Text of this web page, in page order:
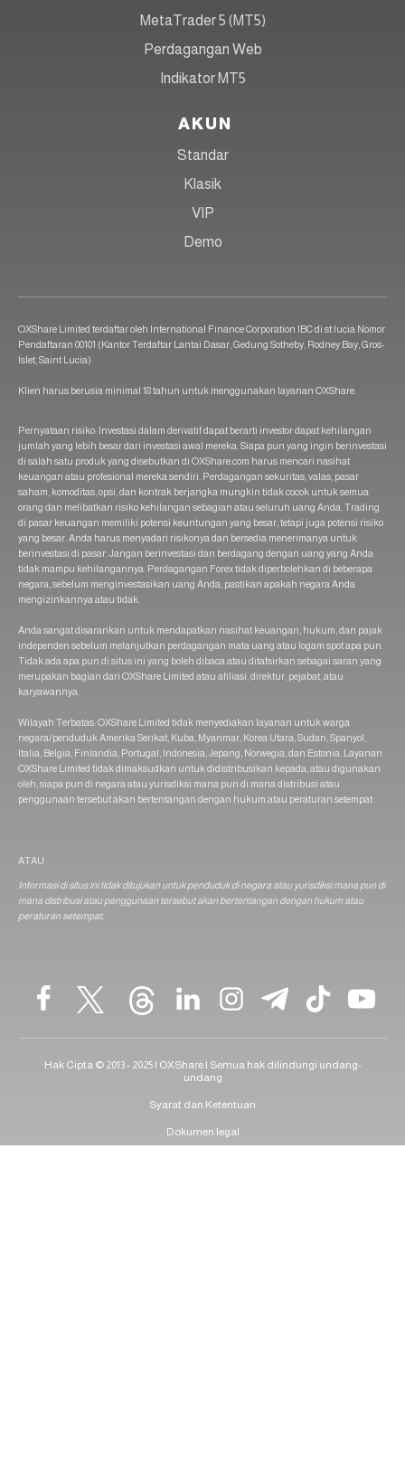
MetaTrader 5 (MT5)
Perdagangan Web
Indikator MT5
AKUN
Standar
Klasik
VIP
Demo
OXShare Limited terdaftar oleh International Finance Corporation IBC di st lucia Nomor
Pendaftaran 00101 (Kantor Terdaftar Lantai Dasar, Gedung Sotheby, Rodney Bay, Gros-
Islet, Saint Lucia)
Klien harus berusia minimal 18 tahun untuk menggunakan layanan OXShare.
Pernyataan risiko: Investasi dalam derivatif dapat berarti investor dapat kehilangan
jumlah yang lebih besar dari investasi awal mereka. Siapa pun yang ingin berinvestasi
di salah satu produk yang disebutkan di OXShare.com harus mencari nasihat
keuangan atau profesional mereka sendiri. Perdagangan sekuritas, valas, pasar
saham, komoditas, opsi, dan kontrak berjangka mungkin tidak cocok untuk semua
orang dan melibatkan risiko kehilangan sebagian atau seluruh uang Anda. Trading
di pasar keuangan memiliki potensi keuntungan yang besar, tetapi juga potensi risiko
yang besar. Anda harus menyadari risikonya dan bersedia menerimanya untuk
berinvestasi di pasar. Jangan berinvestasi dan berdagang dengan uang yang Anda
tidak mampu kehilangannya. Perdagangan Forex tidak diperbolehkan di beberapa
negara, sebelum menginvestasikan uang Anda, pastikan apakah negara Anda
mengizinkannya atau tidak.
Anda sangat disarankan untuk mendapatkan nasihat keuangan, hukum, dan pajak
independen sebelum melanjutkan perdagangan mata uang atau logam spot apa pun.
Tidak ada apa pun di situs ini yang boleh dibaca atau ditafsirkan sebagai saran yang
merupakan bagian dari OXShare Limited atau afiliasi, direktur, pejabat, atau
karyawannya.
Wilayah Terbatas: OXShare Limited tidak menyediakan layanan untuk warga
negara/penduduk Amerika Serikat, Kuba, Myanmar, Korea Utara, Sudan, Spanyol,
Italia, Belgia, Finlandia, Portugal, Indonesia, Jepang, Norwegia, dan Estonia. Layanan
OXShare Limited tidak dimaksudkan untuk didistribusikan kepada, atau digunakan
oleh, siapa pun di negara atau yurisdiksi mana pun di mana distribusi atau
penggunaan tersebut akan bertentangan dengan hukum atau peraturan setempat.
ATAU
Informasi di situs ini tidak ditujukan untuk penduduk di negara atau yurisdiksi mana pun di
mana distribusi atau penggunaan tersebut akan bertentangan dengan hukum atau
peraturan setempat.
Hak Cipta © 2013 - 2025 | OXShare | Semua hak dilindungi undang-
undang
Syarat dan Ketentuan
Dokumen legal